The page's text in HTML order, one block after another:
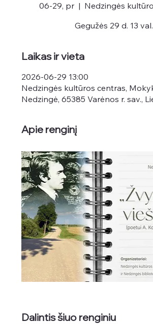
06-29, pr
  |
Nedzingės
Gegužės 29 d. 13 val.
Laikas ir vieta
2026-06-29 13:00
Nedzingės kultūros centras,
Nedzingė, 65385 Varėnos r. sav.,
Apie renginį
Dalintis šiuo renginiu